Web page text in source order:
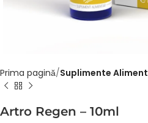
Prima pagină Suplimente
Artro Regen – 10ml